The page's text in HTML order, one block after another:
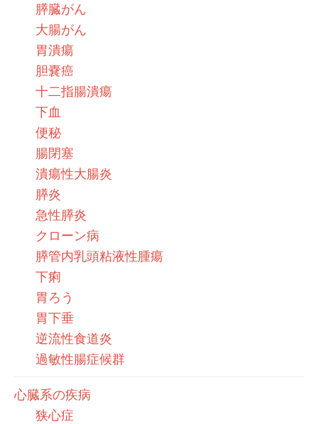
膵臓がん
大腸がん
胃潰瘍
胆嚢癌
十二指腸潰瘍
下血
便秘
腸閉塞
潰瘍性大腸炎
膵炎
急性膵炎
クローン病
膵管内乳頭粘液性腫瘍
下痢
胃ろう
胃下垂
逆流性食道炎
過敏性腸症候群
心臓系の疾病
狭心症